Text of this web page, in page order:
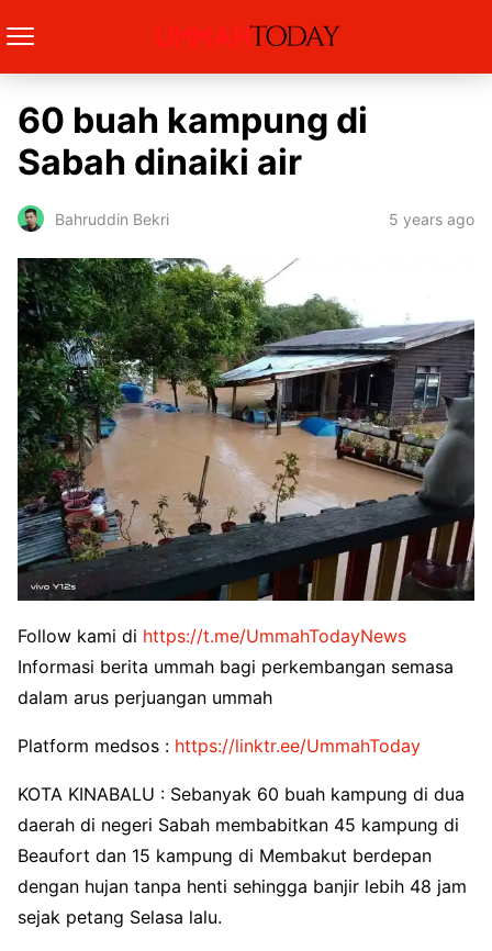
60 buah kampung di
Sabah dinaiki air
Bahruddin Bekri 5 years ago
Follow kami di https://t.me/UmmahTodayNews
Informasi berita ummah bagi perkembangan semasa
dalam arus perjuangan ummah
Platform medsos : https://linktr.ee/UmmahToday
KOTA KINABALU : Sebanyak 60 buah kampung di dua
daerah di negeri Sabah membabitkan 45 kampung di
Beaufort dan 15 kampung di Membakut berdepan
dengan hujan tanpa henti sehingga banjir lebih 48 jam
sejak petang Selasa lalu.